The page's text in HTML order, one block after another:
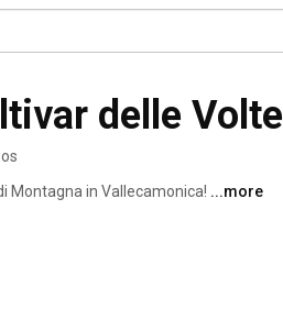
delle Volte
Montagna in Vallecamonica! ...more